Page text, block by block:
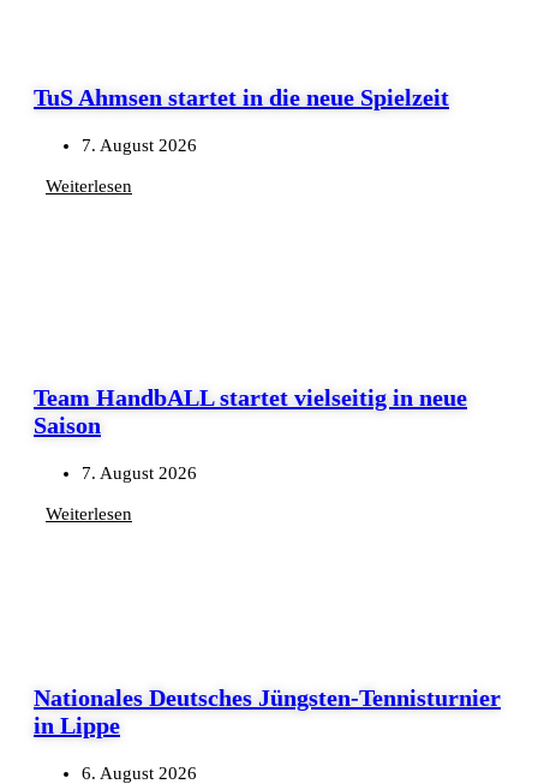
TuS Ahmsen startet in die neue Spielzeit
7. August 2026
Weiterlesen
Team HandbALL startet vielseitig in neue
Saison
7. August 2026
Weiterlesen
Nationales Deutsches Jüngsten-Tennisturnier
in Lippe
6. August 2026